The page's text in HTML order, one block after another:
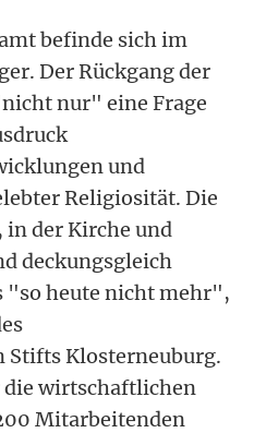
befinde sich im
Der Rückgang der
nur" eine Frage
und
Religiosität. Die
der Kirche und
deckungsgleich
"so heute nicht mehr",
Stifts Klosterneuburg.
die wirtschaftlichen
Mitarbeitenden